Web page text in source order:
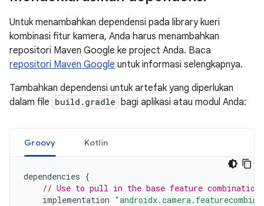
Untuk menambahkan dependensi pada library kueri
kombinasi fitur kamera, Anda harus menambahkan
repositori Maven Google ke project Anda. Baca
repositori Maven Google untuk informasi selengkapnya.
Tambahkan dependensi untuk artefak yang diperlukan
dalam file build.gradle bagi aplikasi atau modul Anda:
Groovy Kotlin
dependencies {
// Use to pull in the base feature
implementation